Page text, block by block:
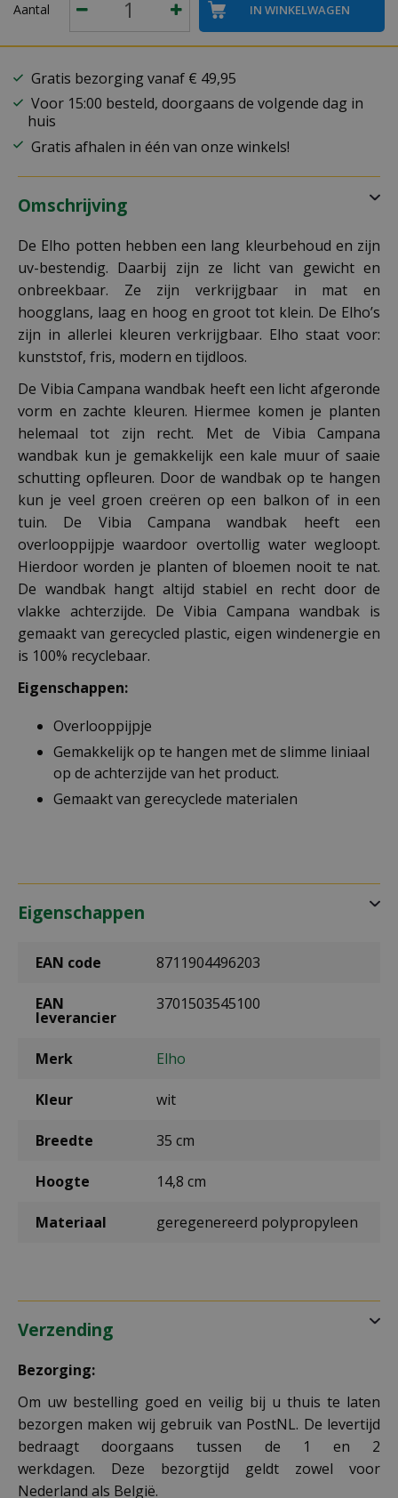
Aantal
Gratis bezorging vanaf € 49,95
Voor 15:00 besteld, doorgaans de volgende dag in
huis
Gratis afhalen in één van onze winkels!
Omschrijving
De Elho potten hebben een lang kleurbehoud en zijn
uv-bestendig. Daarbij zijn ze licht van gewicht en
onbreekbaar. Ze zijn verkrijgbaar in mat en
hoogglans, laag en hoog en groot tot klein. De Elho’s
zijn in allerlei kleuren verkrijgbaar. Elho staat voor:
kunststof, fris, modern en tijdloos.
De Vibia Campana wandbak heeft een licht afgeronde
vorm en zachte kleuren. Hiermee komen je planten
helemaal tot zijn recht. Met de Vibia Campana
wandbak kun je gemakkelijk een kale muur of saaie
schutting opfleuren. Door de wandbak op te hangen
kun je veel groen creëren op een balkon of in een
tuin. De Vibia Campana wandbak heeft een
overlooppijpje waardoor overtollig water wegloopt.
Hierdoor worden je planten of bloemen nooit te nat.
De wandbak hangt altijd stabiel en recht door de
vlakke achterzijde. De Vibia Campana wandbak is
gemaakt van gerecycled plastic, eigen windenergie en
is 100% recyclebaar.
Eigenschappen:
Overlooppijpje
Gemakkelijk op te hangen met de slimme liniaal
op de achterzijde van het product.
Gemaakt van gerecyclede materialen
Eigenschappen
EAN code 8711904496203
EAN
leverancier
3701503545100
Merk Elho
Kleur wit
Breedte 35 cm
Hoogte 14,8 cm
Materiaal geregenereerd polypropyleen
Verzending
Bezorging:
Om uw bestelling goed en veilig bij u thuis te laten
bezorgen maken wij gebruik van PostNL. De levertijd
bedraagt doorgaans tussen de 1 en 2
werkdagen. Deze bezorgtijd geldt zowel voor
Nederland als België.